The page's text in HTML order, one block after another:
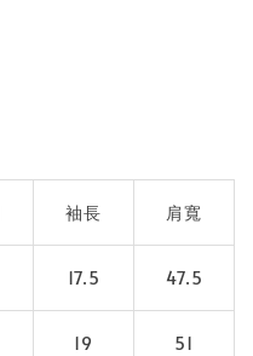
袖長 肩寬
17.5 47.5
19 51